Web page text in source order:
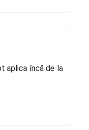
aplica încă de la